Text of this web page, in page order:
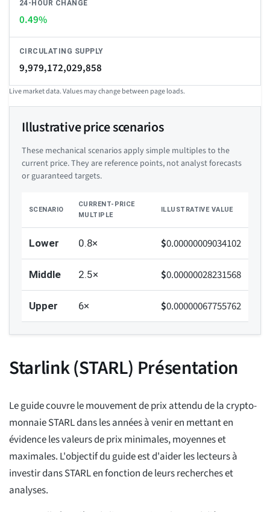
24-HOUR CHANGE
0.49%
CIRCULATING SUPPLY
9,979,172,029,858
Live market data. Values may change between page loads.
Illustrative price scenarios
These mechanical scenarios apply simple multiples to the
current price. They are reference points, not analyst forecasts
or guaranteed targets.
SCENARIO
CURRENT-PRICE
MULTIPLE
ILLUSTRATIVE VALUE
Lower 0.8× $0.00000009034102
Middle 2.5× $0.00000028231568
Upper 6× $0.00000067755762
Starlink (STARL) Présentation
Le guide couvre le mouvement de prix attendu de la crypto-
monnaie STARL dans les années à venir en mettant en
évidence les valeurs de prix minimales, moyennes et
maximales. L'objectif du guide est d'aider les lecteurs à
investir dans STARL en fonction de leurs recherches et
analyses.